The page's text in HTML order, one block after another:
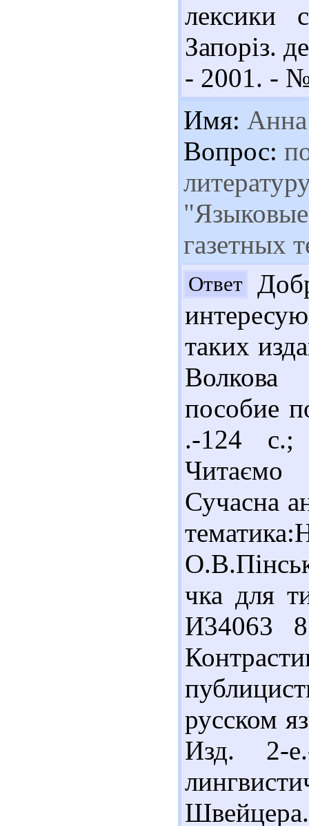
лексики
Запоріз.
- 2001. -
Имя: Анна
Вопрос:
газетных
Ответ
таких
пособие
.-124
Читаємо
Сучасна
чка для
И34063
русском
Изд. 2-